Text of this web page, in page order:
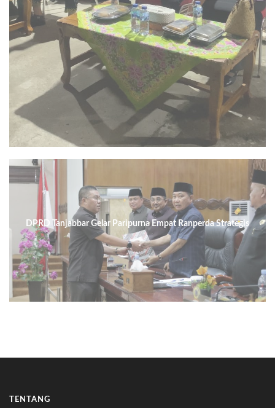
DPRD Tanjabbar Gelar Paripurna Empat Ranperda Strategis
TENTANG